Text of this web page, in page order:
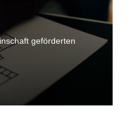
geförderten